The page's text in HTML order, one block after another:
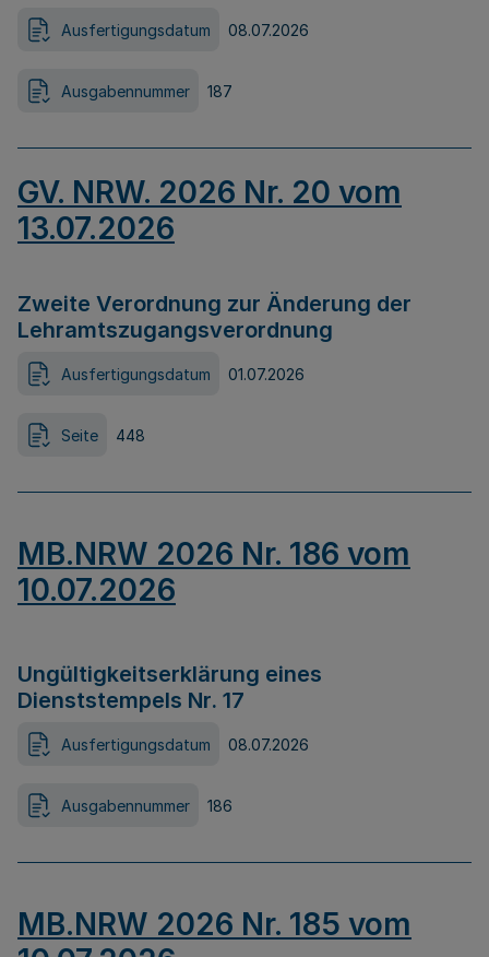
Ausfertigungsdatum 08.07.2026
Ausgabennummer 187
GV. NRW. 2026 Nr. 20 vom
13.07.2026
Zweite Verordnung zur Änderung der
Lehramtszugangsverordnung
Ausfertigungsdatum 01.07.2026
Seite 448
MB.NRW 2026 Nr. 186 vom
10.07.2026
Ungültigkeitserklärung eines
Dienststempels Nr. 17
Ausfertigungsdatum 08.07.2026
Ausgabennummer 186
MB.NRW 2026 Nr. 185 vom